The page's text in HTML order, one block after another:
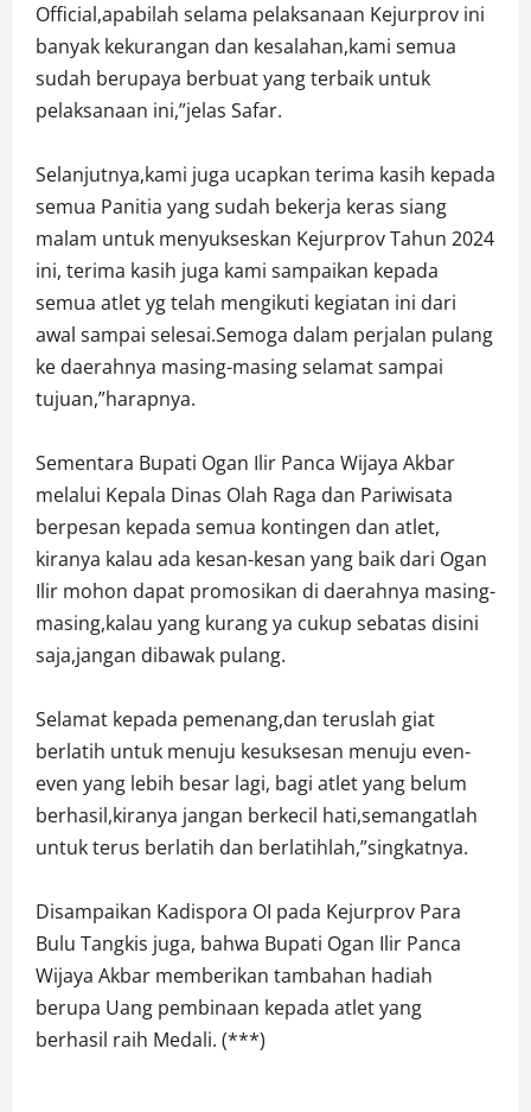
Official,apabilah selama pelaksanaan Kejurprov ini
banyak kekurangan dan kesalahan,kami semua
sudah berupaya berbuat yang terbaik untuk
pelaksanaan ini,”jelas Safar.
Selanjutnya,kami juga ucapkan terima kasih kepada
semua Panitia yang sudah bekerja keras siang
malam untuk menyukseskan Kejurprov Tahun 2024
ini, terima kasih juga kami sampaikan kepada
semua atlet yg telah mengikuti kegiatan ini dari
awal sampai selesai.Semoga dalam perjalan pulang
ke daerahnya masing-masing selamat sampai
tujuan,”harapnya.
Sementara Bupati Ogan Ilir Panca Wijaya Akbar
melalui Kepala Dinas Olah Raga dan Pariwisata
berpesan kepada semua kontingen dan atlet,
kiranya kalau ada kesan-kesan yang baik dari Ogan
Ilir mohon dapat promosikan di daerahnya masing-
masing,kalau yang kurang ya cukup sebatas disini
saja,jangan dibawak pulang.
Selamat kepada pemenang,dan teruslah giat
berlatih untuk menuju kesuksesan menuju even-
even yang lebih besar lagi, bagi atlet yang belum
berhasil,kiranya jangan berkecil hati,semangatlah
untuk terus berlatih dan berlatihlah,”singkatnya.
Disampaikan Kadispora OI pada Kejurprov Para
Bulu Tangkis juga, bahwa Bupati Ogan Ilir Panca
Wijaya Akbar memberikan tambahan hadiah
berupa Uang pembinaan kepada atlet yang
berhasil raih Medali. (***)